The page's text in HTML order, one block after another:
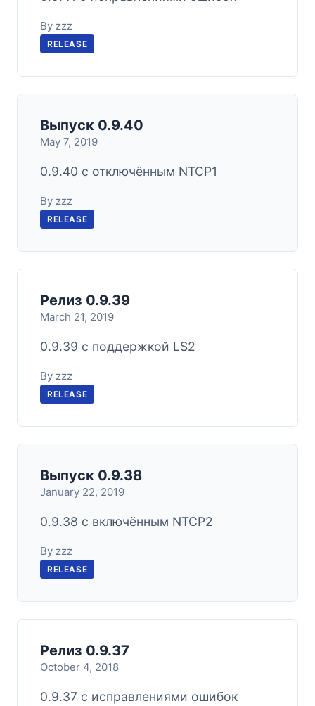
By zzz
RELEASE
Выпуск 0.9.40
May 7, 2019
0.9.40 с отключённым NTCP1
By zzz
RELEASE
Релиз 0.9.39
March 21, 2019
0.9.39 с поддержкой LS2
By zzz
RELEASE
Выпуск 0.9.38
January 22, 2019
0.9.38 с включённым NTCP2
By zzz
RELEASE
Релиз 0.9.37
October 4, 2018
0.9.37 с исправлениями ошибок